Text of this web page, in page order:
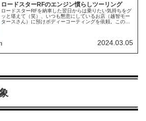
ロードスターRFのエンジン慣らしツーリング
ロードスターRFを納車した翌日からは乗りたい気持ちをグ
ッと堪えて（笑）、いつも懇意にしているお店（越智モー
タースさん）に預けボディーコーティングを依頼。この度
2024.03.05